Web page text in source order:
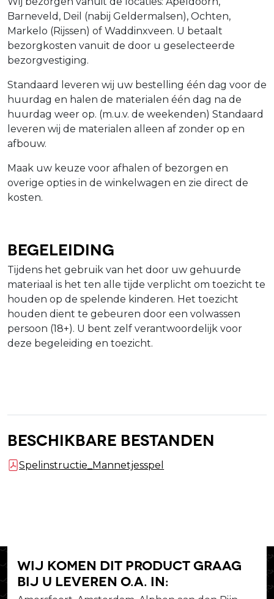
Barneveld, Deil (nabij Geldermalsen), Ochten,
Markelo (Rijssen) of Waddinxveen. U betaalt
bezorgkosten vanuit de door u geselecteerde
bezorgvestiging.
Standaard leveren wij uw bestelling één dag voor de
huurdag en halen de materialen één dag na de
huurdag weer op. (m.u.v. de weekenden) Standaard
leveren wij de materialen alleen af zonder op en
afbouw.
Maak uw keuze voor afhalen of bezorgen en
overige opties in de winkelwagen en zie direct de
kosten.
Begeleiding
Tijdens het gebruik van het door uw gehuurde
materiaal is het ten alle tijde verplicht om toezicht te
houden op de spelende kinderen. Het toezicht
houden dient te gebeuren door een volwassen
persoon (18+). U bent zelf verantwoordelijk voor
deze begeleiding en toezicht.
Beschikbare bestanden
Spelinstructie_Mannetjesspel
Wij komen dit product graag
bij u leveren o.a. in: